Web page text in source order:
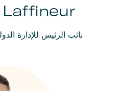
نائب الرئيس للإدارة